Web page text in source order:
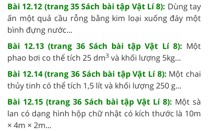
Bài 12.12 (trang 35 Sách bài tập Vật Lí 8): Dùng tay
ấn một quả cầu rỗng bằng kim loại xuống đáy một
bình đựng nước...
Bài 12.13 (trang 36 Sách bài tập Vật Lí 8): Một
phao bơi co thể tích 25 dm3 và khối lượng 5kg...
Bài 12.14 (trang 36 Sách bài tập Vật Lí 8): Một chai
thủy tinh có thể tích 1,5 lít và khối lượng 250 g...
Bài 12.15 (trang 36 Sách bài tập Vật Lí 8): Một sà
lan có dạng hình hộp chữ nhật có kích thước là 10m
× 4m × 2m...